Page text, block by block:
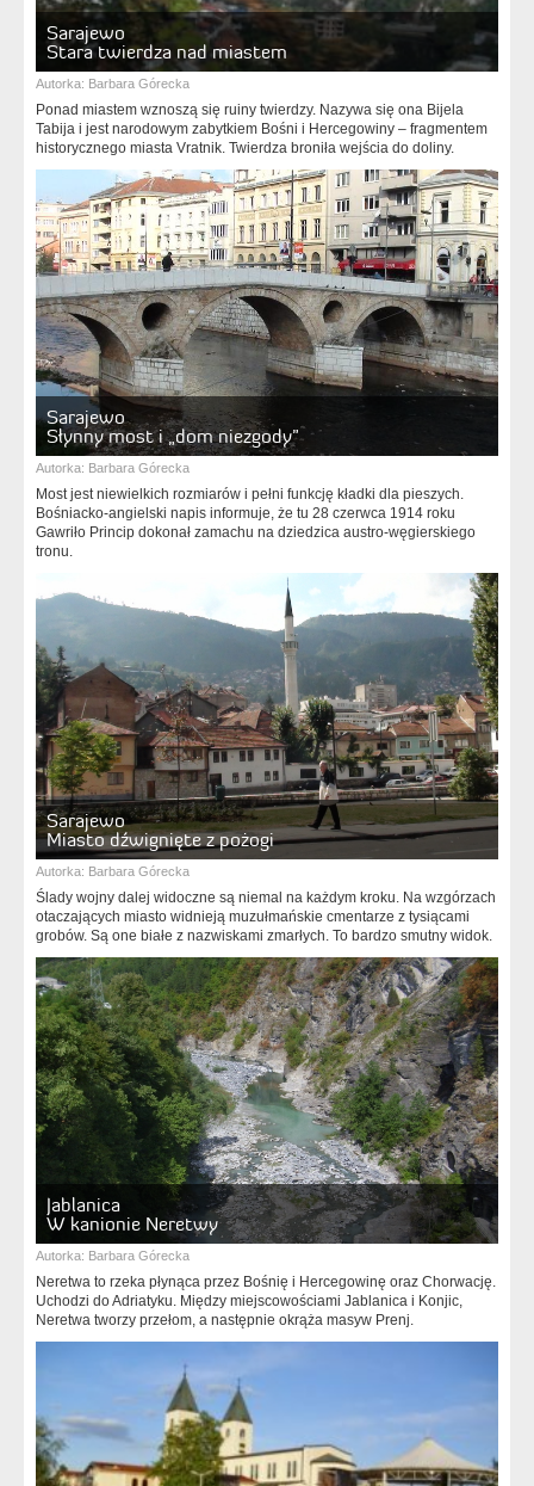
Sarajewo
Stara twierdza nad miastem
Autorka: Barbara Górecka
Ponad miastem wznoszą się ruiny twierdzy. Nazywa się ona Bijela
Tabija i jest narodowym zabytkiem Bośni i Hercegowiny – fragmentem
historycznego miasta Vratnik. Twierdza broniła wejścia do doliny.
Sarajewo
Słynny most i „dom niezgody”
Autorka: Barbara Górecka
Most jest niewielkich rozmiarów i pełni funkcję kładki dla pieszych.
Bośniacko-angielski napis informuje, że tu 28 czerwca 1914 roku
Gawriło Princip dokonał zamachu na dziedzica austro-węgierskiego
tronu.
Sarajewo
Miasto dźwignięte z pożogi
Autorka: Barbara Górecka
Ślady wojny dalej widoczne są niemal na każdym kroku. Na wzgórzach
otaczających miasto widnieją muzułmańskie cmentarze z tysiącami
grobów. Są one białe z nazwiskami zmarłych. To bardzo smutny widok.
Jablanica
W kanionie Neretwy
Autorka: Barbara Górecka
Neretwa to rzeka płynąca przez Bośnię i Hercegowinę oraz Chorwację.
Uchodzi do Adriatyku. Między miejscowościami Jablanica i Konjic,
Neretwa tworzy przełom, a następnie okrąża masyw Prenj.